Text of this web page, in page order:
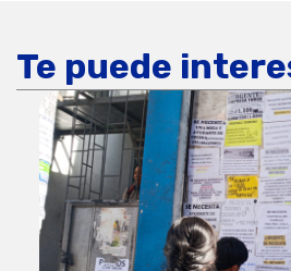
Te puede